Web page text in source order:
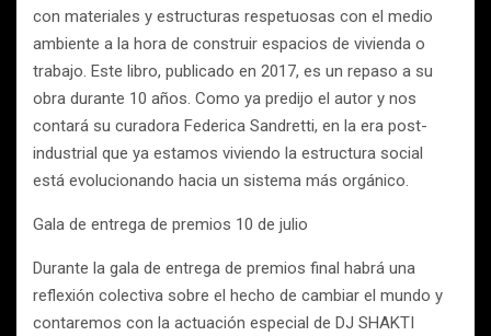
con materiales y estructuras respetuosas con el medio
ambiente a la hora de construir espacios de vivienda o
trabajo. Este libro, publicado en 2017, es un repaso a su
obra durante 10 años. Como ya predijo el autor y nos
contará su curadora Federica Sandretti, en la era post-
industrial que ya estamos viviendo la estructura social
está evolucionando hacia un sistema más orgánico.
Gala de entrega de premios 10 de julio
Durante la gala de entrega de premios final habrá una
reflexión colectiva sobre el hecho de cambiar el mundo y
contaremos con la actuación especial de DJ SHAKTI